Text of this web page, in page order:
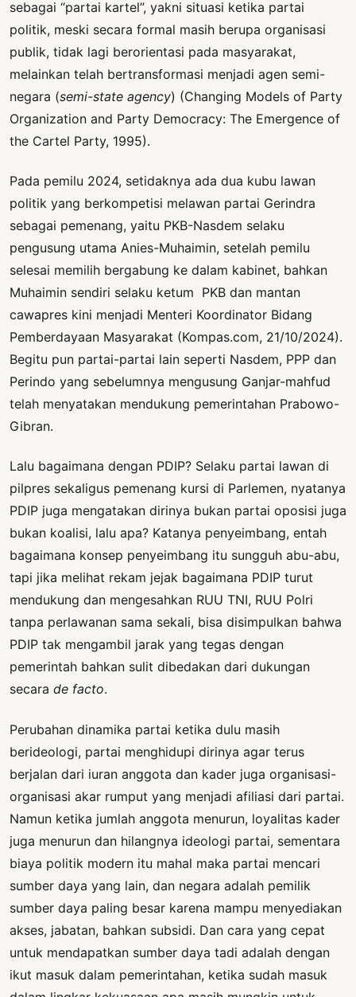
sebagai “partai kartel”, yakni situasi ketika partai
politik, meski secara formal masih berupa organisasi
publik, tidak lagi berorientasi pada masyarakat,
melainkan telah bertransformasi menjadi agen semi-
negara (semi-state agency) (Changing Models of Party
Organization and Party Democracy: The Emergence of
the Cartel Party, 1995).
Pada pemilu 2024, setidaknya ada dua kubu lawan
politik yang berkompetisi melawan partai Gerindra
sebagai pemenang, yaitu PKB-Nasdem selaku
pengusung utama Anies-Muhaimin, setelah pemilu
selesai memilih bergabung ke dalam kabinet, bahkan
Muhaimin sendiri selaku ketum PKB dan mantan
cawapres kini menjadi Menteri Koordinator Bidang
Pemberdayaan Masyarakat (Kompas.com, 21/10/2024).
Begitu pun partai-partai lain seperti Nasdem, PPP dan
Perindo yang sebelumnya mengusung Ganjar-mahfud
telah menyatakan mendukung pemerintahan Prabowo-
Gibran.
Lalu bagaimana dengan PDIP? Selaku partai lawan di
pilpres sekaligus pemenang kursi di Parlemen, nyatanya
PDIP juga mengatakan dirinya bukan partai oposisi juga
bukan koalisi, lalu apa? Katanya penyeimbang, entah
bagaimana konsep penyeimbang itu sungguh abu-abu,
tapi jika melihat rekam jejak bagaimana PDIP turut
mendukung dan mengesahkan RUU TNI, RUU Polri
tanpa perlawanan sama sekali, bisa disimpulkan bahwa
PDIP tak mengambil jarak yang tegas dengan
pemerintah bahkan sulit dibedakan dari dukungan
secara de facto.
Perubahan dinamika partai ketika dulu masih
berideologi, partai menghidupi dirinya agar terus
berjalan dari iuran anggota dan kader juga organisasi-
organisasi akar rumput yang menjadi afiliasi dari partai.
Namun ketika jumlah anggota menurun, loyalitas kader
juga menurun dan hilangnya ideologi partai, sementara
biaya politik modern itu mahal maka partai mencari
sumber daya yang lain, dan negara adalah pemilik
sumber daya paling besar karena mampu menyediakan
akses, jabatan, bahkan subsidi. Dan cara yang cepat
untuk mendapatkan sumber daya tadi adalah dengan
ikut masuk dalam pemerintahan, ketika sudah masuk